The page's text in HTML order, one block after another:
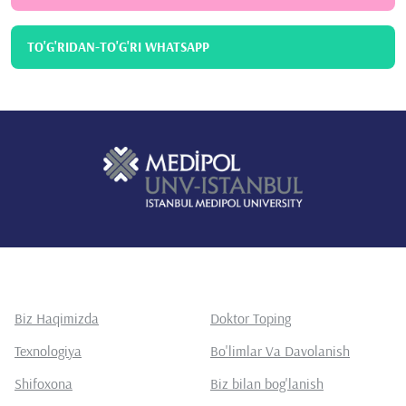
TO'G'RIDAN-TO'G'RI WHATSAPP
Biz Haqimizda
Doktor Toping
Texnologiya
Bo'limlar Va Davolanish
Shifoxona
Biz bilan bog'lanish